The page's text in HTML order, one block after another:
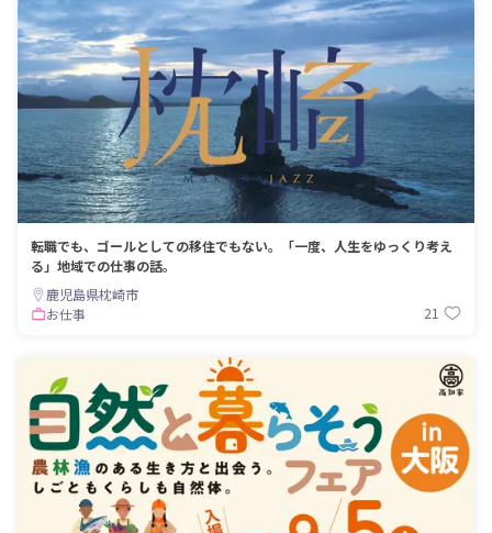
転職でも、ゴールとしての移住でもない。「一度、人生をゆっくり考え
る」地域での仕事の話。
鹿児島県枕崎市
お仕事
21